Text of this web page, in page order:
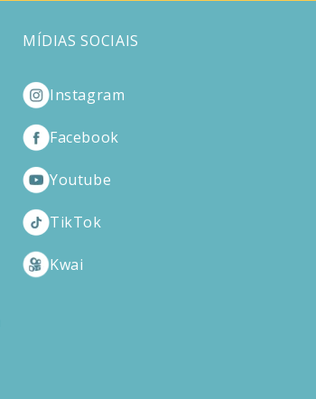
MÍDIAS SOCIAIS
Instagram
Facebook
Youtube
TikTok
Kwai